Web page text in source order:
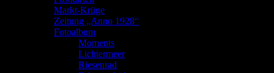
Markt-Krüge
Zeitung „Anno 1928“
Fotoalbum
Moments
Lichtermeer
Riesenrad